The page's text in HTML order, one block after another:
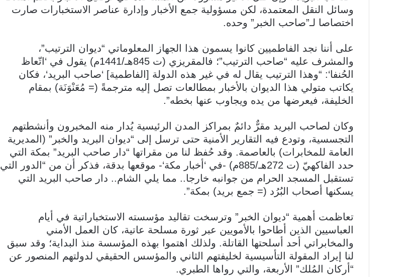
وسائل النقل المعتمدة، لكن مسؤولية جمع الأخبار وإدارة عناصر الاستخبارات صارت
اختصاصا لـ”صاحب الخبر” وحده.
على أننا نجد الفاطميين كانوا يسمون هذا الجهاز المعلوماتي “ديوان الترتيب”،
والمشرف عليه “صاحب الترتيب”؛ فالمقريزي (ت 845هـ/1441م) يقول في ‘اتّعاظ
الحُنفا‘: “وهذا الترتيب يقال له في غير هذه الدولة [الفاطمية] ‘صاحب البريد‘، فكان
يكاتب متولي هذا الديوان بالأخبار بمطالعات تصل إليه مترجمةً (= مُعَنْوَنَة) بمقام
الخليفة، فيعرضها من يده ويجاوب عنها بخطه”.
وكان لصاحب البريد مقرٌّ دائمٌ بمراكز المدن الرئيسية يُدار منه المخبرون وأنشطتهم
التجسسية، وتودع فيه التقارير الأمنية حتى ترسل إلى “ديوان البريد والخبر” (المديرية
العامة للمخابرات) بالعاصمة. وقد حُفظ لنا من مقراتها “دار صاحب البريد” بمكة التي
حدد الفاكهيّ (ت 272هـ/885م) -في ‘أخبار مكة‘- موقعها بدقة، فذكر أن من “الدور التي
تستقبل المسجد الحرام من جوانبه خارجا.. مما يلي الشام.. دار صاحب البريد التي
يسكنها أصحاب البُرُد (= جمع بريد) بمكة”.
تعاظمت أهمية “ديوان الخبر” وترسخت تقاليد مؤسسته الاستخباراتية في أيام
العباسيين الذين أطاحوا بالأمويين عبر ثورة مسلحة عاتية، كان العمل الأمني
والمخابراتي أحد أسلحتها القاتلة. ولذلك اهتموا بهذه المؤسسة منذ البداية؛ وقد سبق
لنا إيراد المقولة التأسيسية لخليفتهم الثاني والمؤسس الحقيقي لدولتهم المنصور عن
“أركان المُلك” الأربعة، والتي رواها الطبري.